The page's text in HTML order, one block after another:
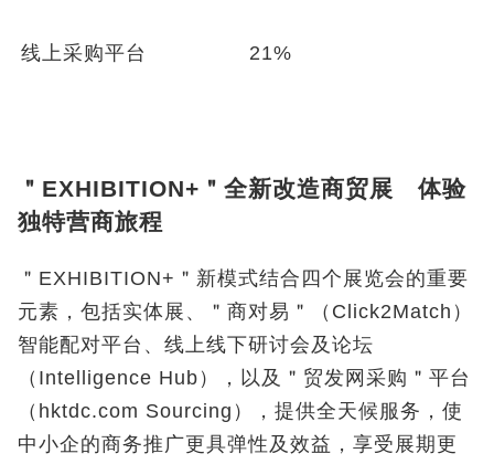
线上采购平台 21%
＂EXHIBITION+＂全新改造商贸展 体验
独特营商旅程
＂EXHIBITION+＂新模式结合四个展览会的重要
元素，包括实体展、＂商对易＂（Click2Match）
智能配对平台、线上线下研讨会及论坛
（Intelligence Hub），以及＂贸发网采购＂平台
（hktdc.com Sourcing），提供全天候服务，使
中小企的商务推广更具弹性及效益，享受展期更